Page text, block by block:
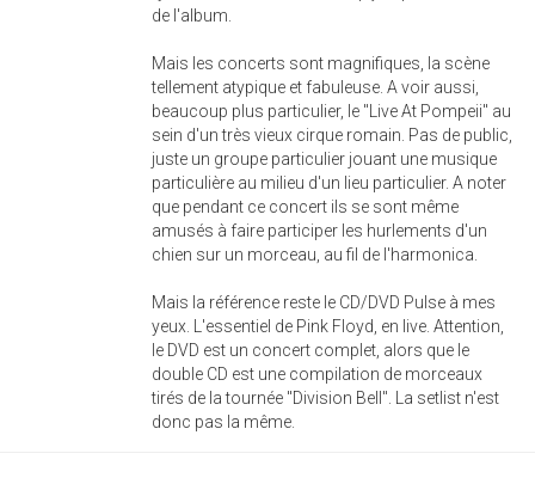
de l'album.
Mais les concerts sont magnifiques, la scène
tellement atypique et fabuleuse. A voir aussi,
beaucoup plus particulier, le "Live At Pompeii" au
sein d'un très vieux cirque romain. Pas de public,
juste un groupe particulier jouant une musique
particulière au milieu d'un lieu particulier. A noter
que pendant ce concert ils se sont même
amusés à faire participer les hurlements d'un
chien sur un morceau, au fil de l'harmonica.
Mais la référence reste le CD/DVD Pulse à mes
yeux. L'essentiel de Pink Floyd, en live. Attention,
le DVD est un concert complet, alors que le
double CD est une compilation de morceaux
tirés de la tournée "Division Bell". La setlist n'est
donc pas la même.